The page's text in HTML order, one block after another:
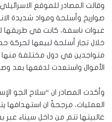
وقالت المصادر للموقع
صواريخ وأسلحة ومواد شديدة
عبوات ناسفة، كانت في طريقها
خلال تجار أسلحة لبيعها لحركة
متواجدين في دول مختلفة منها
الأموال واستعدت لدفعها بعد
وأكدت المصادر ان “سلاح الجو
العمليات، مرجحةً ان استهدافها
غالبيتها تتم من داخل سيناء عبر